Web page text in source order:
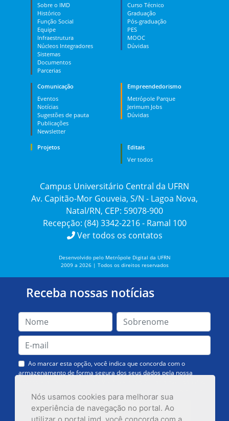
Nós usamos cookies para melhorar sua
experiência de navegação no portal. Ao
Sobre o IMD
Histórico
Função Social
Equipe
Infraestrutura
Núcleos Integradores
Sistemas
Documentos
Parcerias
Curso Técnico
Graduação
Pós-graduação
PES
MOOC
Dúvidas
Comunicação
Eventos
Notícias
Sugestões de pauta
Publicações
Newsletter
Empreendedorismo
Metrópole Parque
Jerimum Jobs
Dúvidas
Projetos
Editais
Ver todos
Campus Universitário Central da UFRN
Av. Capitão-Mor Gouveia, S/N - Lagoa Nova,
Natal/RN, CEP: 59078-900
Recepção: (84) 3342-2216 - Ramal 100
Ver todos os contatos
Desenvolvido pelo Metrópole Digital da UFRN
2009 a 2026 | Todos os direitos reservados
Receba nossas notícias
Ao marcar esta opção, você indica que concorda com o
armazenamento de forma segura dos seus dados pela nossa